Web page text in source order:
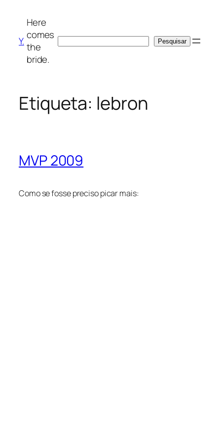
conteúdo
Y.
Here
comes
the
bride.
Pesquisar
Etiqueta: lebron
MVP 2009
Como se fosse preciso picar mais: